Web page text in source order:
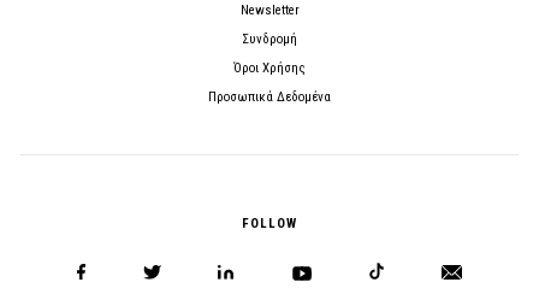
Newsletter
Συνδρομή
Όροι Χρήσης
Προσωπικά Δεδομένα
FOLLOW